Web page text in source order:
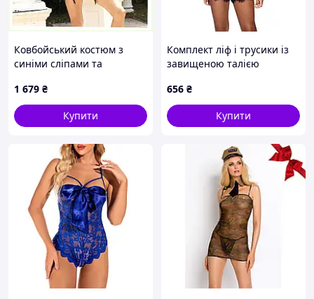
Ковбойський костюм з
синіми сліпами та
956K3H73
1 679 ₴
Купити
Комплект ліф і трусики із
завищеною талією
Чорний
656 ₴
Купити